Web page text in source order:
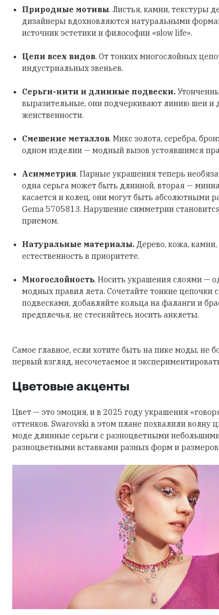
Природные мотивы. Листья, камни, текстуры
дизайнеры вдохновляются натуральными
источник эстетики и философии «slow life».
Цепи всех видов. От тонких многослойных
индустриальных звеньев.
Серьги-нити и длинные подвески.
выразительные, они подчеркивают линию шеи и
женственности.
Смешение металлов. Микс золота, серебра,
одном изделии — модный вызов устоявшимся
Асимметрия. Парные украшения теперь
одна серьга может быть длинной, вторая —
касается и колец, они могут быть абсолютными
Gema 5705813. Нарушение симметрии
приемом.
Натуральные материалы. Дерево, кожа,
естественность в приоритете.
Многослойность. Носить украшения слоями —
модных правил лета. Сочетайте тонкие цепочки
подвесками, добавляйте кольца на фаланги и
предплечья, не стесняйтесь носить анклеты.
Самое главное, если хотите быть на пике моды, не
первый взгляд, несочетаемое и
Цветовые акценты
Цвет — это эмоция, и в 2025 году украшения
оттенков. Swarovski в этом плане похвалили волну
моде длинные серьги с разноцветными
разноцветными вставками разных форм и